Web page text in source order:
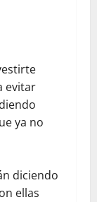
evitar
ya no
diciendo
ellas